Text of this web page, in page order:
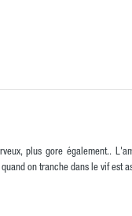
plus gore également..
on tranche dans le vif est